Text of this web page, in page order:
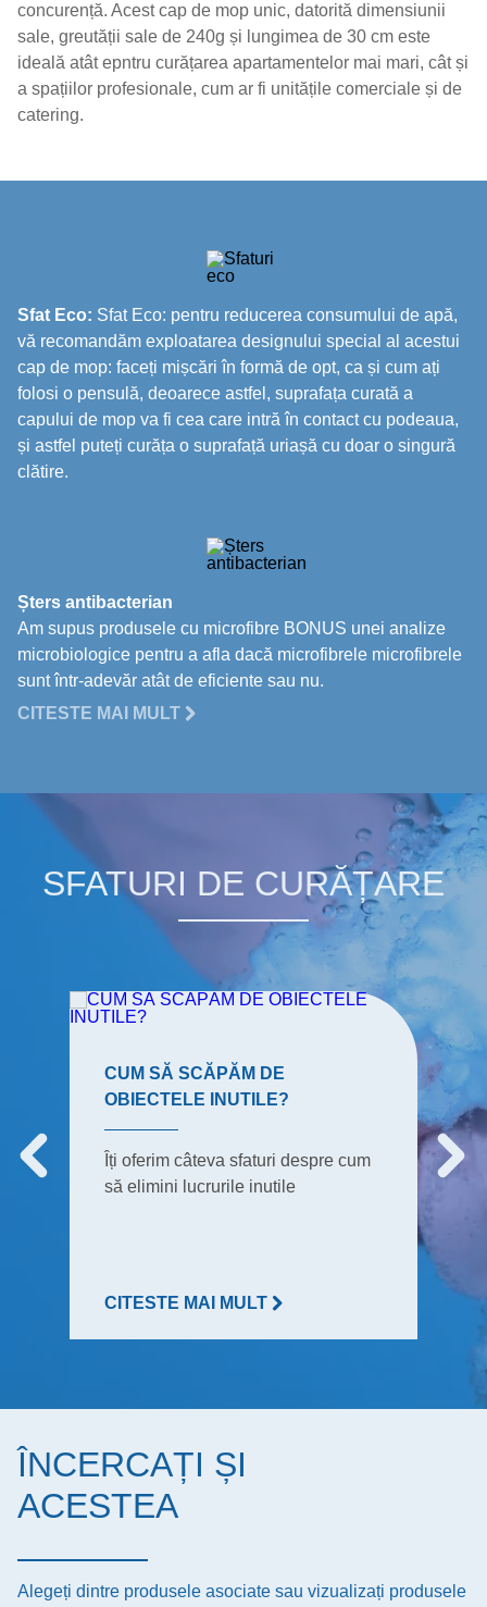
concurență. Acest cap de mop unic, datorită dimensiunii
sale, greutății sale de 240g și lungimea de 30 cm este
ideală atât epntru curățarea apartamentelor mai mari, cât și
a spațiilor profesionale, cum ar fi unitățile comerciale și de
catering.
Sfat Eco: Sfat Eco: pentru reducerea consumului de apă,
vă recomandăm exploatarea designului special al acestui
cap de mop: faceți mișcări în formă de opt, ca și cum ați
folosi o pensulă, deoarece astfel, suprafața curată a
capului de mop va fi cea care intră în contact cu podeaua,
și astfel puteți curăța o suprafață uriașă cu doar o singură
clătire.
Șters antibacterian
Am supus produsele cu microfibre BONUS unei analize
microbiologice pentru a afla dacă microfibrele microfibrele
sunt într-adevăr atât de eficiente sau nu.
CITESTE MAI MULT
SFATURI DE CURĂȚARE
CUM SĂ SCĂPĂM DE
OBIECTELE INUTILE?
Îți oferim câteva sfaturi despre cum
să elimini lucrurile inutile
CITESTE MAI MULT
ÎNCERCAȚI ȘI
ACESTEA
Alegeți dintre produsele asociate sau vizualizați produsele